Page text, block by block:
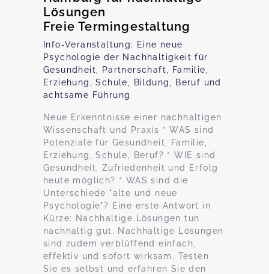
Lösungen
Freie Termingestaltung
Info-Veranstaltung: Eine neue
Psychologie der Nachhaltigkeit für
Gesundheit, Partnerschaft, Familie,
Erziehung, Schule, Bildung, Beruf und
achtsame Führung
Neue Erkenntnisse einer nachhaltigen
Wissenschaft und Praxis * WAS sind
Potenziale für Gesundheit, Familie,
Erziehung, Schule, Beruf? * WIE sind
Gesundheit, Zufriedenheit und Erfolg
heute möglich? * WAS sind die
Unterschiede "alte und neue
Psychologie"? Eine erste Antwort in
Kürze: Nachhaltige Lösungen tun
nachhaltig gut. Nachhaltige Lösungen
sind zudem verblüffend einfach,
effektiv und sofort wirksam. Testen
Sie es selbst und erfahren Sie den